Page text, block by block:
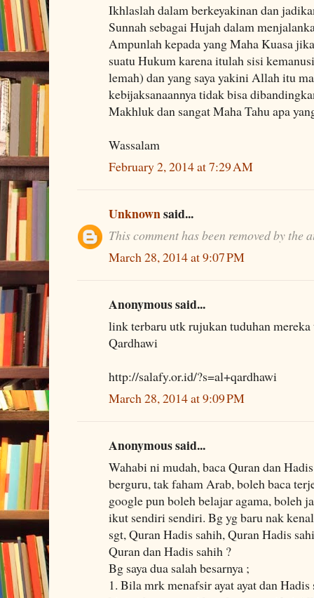
Ikhlaslah dalam berkeyakinan dan
Sunnah sebagai Hujah dalam
Ampunlah kepada yang Maha Kuasa
suatu Hukum karena itulah sisi
lemah) dan yang saya yakini Allah itu
kebijaksanaannya tidak bisa
Makhluk dan sangat Maha Tahu apa
Wassalam
February 2, 2014 at 7:29 AM
Unknownsaid...
This comment has been removed by the
March 28, 2014 at 9:07 PM
Anonymous said...
link terbaru utk rujukan tuduhan
Qardhawi
http://salafy.or.id/?s=al+qardhawi
March 28, 2014 at 9:09 PM
Anonymous said...
Wahabi ni mudah, baca Quran dan
berguru, tak faham Arab, boleh baca
google pun boleh belajar agama, boleh
ikut sendiri sendiri. Bg yg baru nak
sgt, Quran Hadis sahih, Quran Hadis
Quran dan Hadis sahih ?
Bg saya dua salah besarnya ;
1. Bila mrk menafsir ayat ayat dan